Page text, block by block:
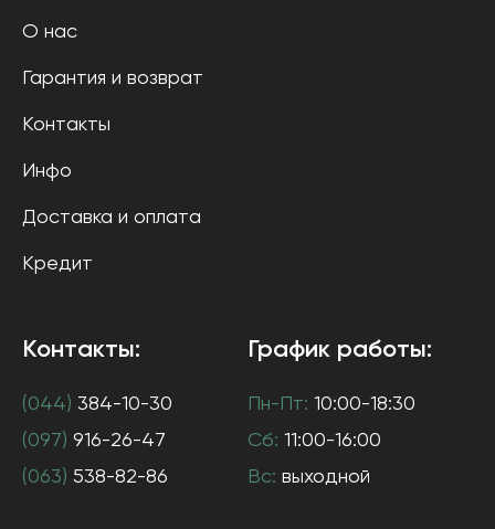
О нас
Гарантия и возврат
Контакты
Инфо
Доставка и оплата
Кредит
Контакты:
(044) 384-10-30
(097) 916-26-47
(063) 538-82-86
График работы:
Пн-Пт: 10:00-18:30
Сб: 11:00-16:00
Вс: выходной